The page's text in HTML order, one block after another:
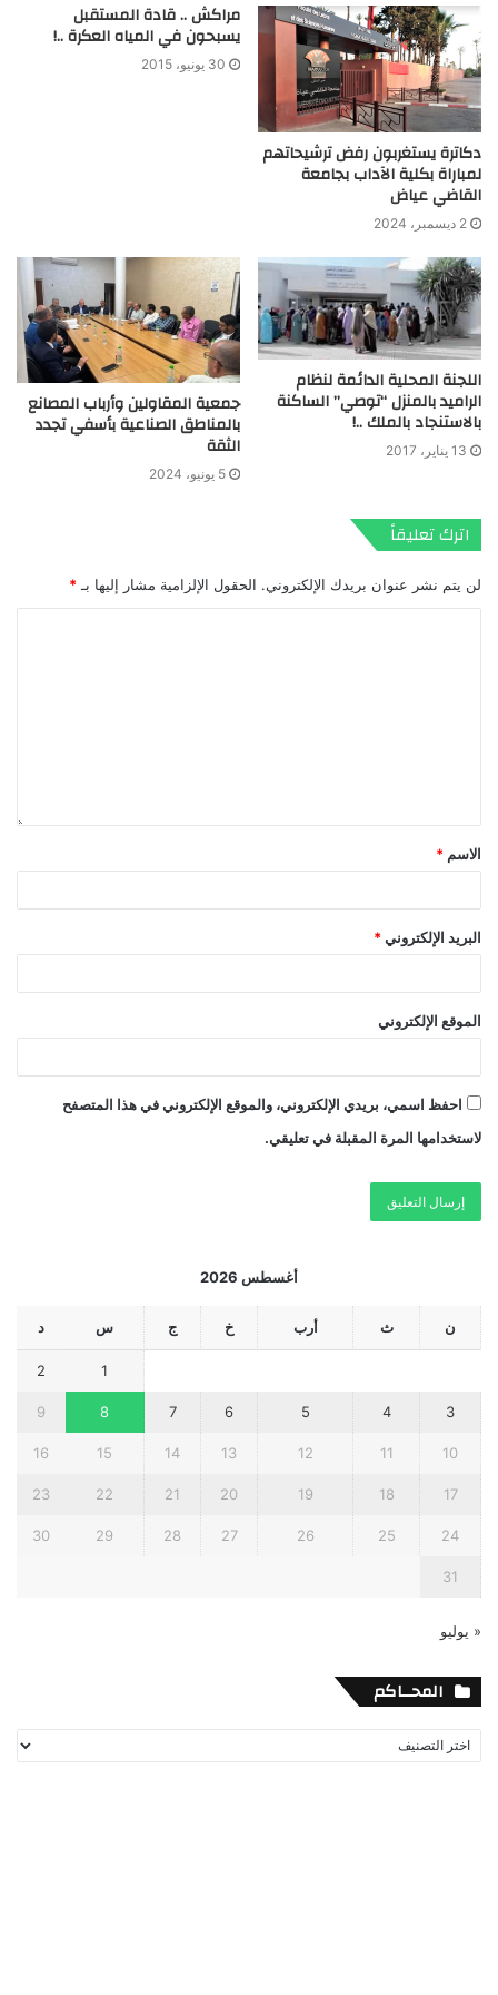
دكاترة يستغربون رفض ترشيحاتهم
لمباراة بكلية الآداب بجامعة
القاضي عياض
2 ديسمبر، 2024
مراكش .. قادة المستقبل
يسبحون في المياه العكرة ..!
30 يونيو، 2015
اللجنة المحلية الدائمة لنظام
الراميد بالمنزل “توصي” الساكنة
بالاستنجاد بالملك ..!
13 يناير، 2017
جمعية المقاولين وأرباب المصانع
بالمناطق الصناعية بأسفي تجدد
الثقة
5 يونيو، 2024
اترك تعليقاً
لن يتم نشر عنوان بريدك الإلكتروني. الحقول الإلزامية مشار إليها بـ *
الاسم *
البريد الإلكتروني *
الموقع الإلكتروني
احفظ اسمي، بريدي الإلكتروني، والموقع الإلكتروني في هذا المتصفح
لاستخدامها المرة المقبلة في تعليقي.
أغسطس 2026
ن ث أرب خ ج س د
1
2
3
4
5
6
7
8
9
10
11
12
13
14
15
16
17
18
19
20
21
22
23
24
25
26
27
28
29
30
31
« يوليو
المحــاكم
المحــاكم